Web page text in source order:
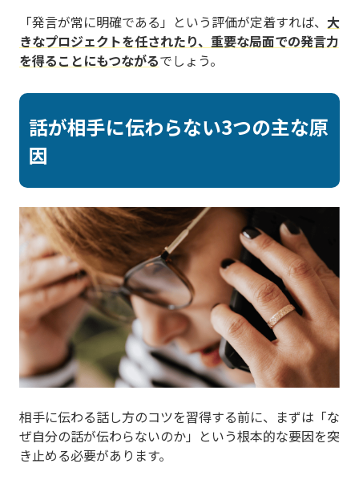
「発言が常に明確である」という評価が定着すれば、 大
きなプロジェクトを任されたり、重要な局面での発言力
を得ることにもつながるでしょう。
話が相手に伝わらない3つの主な原
因
相手に伝わる話し方のコツを習得する前に、まずは「な
ぜ自分の話が伝わらないのか」という根本的な要因を突
き止める必要があります。